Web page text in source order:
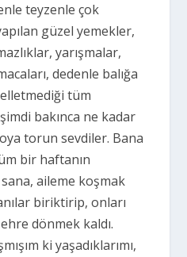
teyzenle çok
güzel yemekler,
yarışmalar,
dedenle balığa
tüm
bakınca ne kadar
torun sevdiler. Bana
bir haftanın
aileme koşmak
biriktirip, onları
dönmek kaldı.
ki yaşadıklarımı,